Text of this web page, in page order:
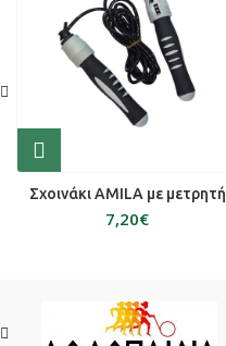
Σχοινάκι AMILA με μετρητή
€